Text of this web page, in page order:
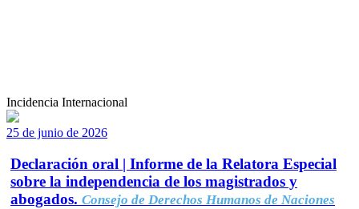
Incidencia Internacional
25 de junio de 2026
Declaración oral | Informe de la Relatora Especial
sobre la independencia de los magistrados y
abogados. Consejo de Derechos Humanos de Naciones